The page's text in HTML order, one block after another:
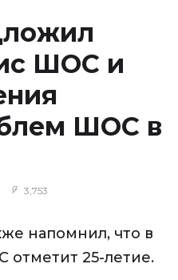
ШОС и
ШОС в
3,753
напомнил, что в
25-летие.